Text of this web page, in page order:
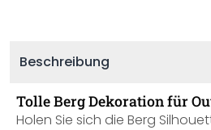
Beschreibung
Tolle Berg Dekoration für
Holen Sie sich die Berg